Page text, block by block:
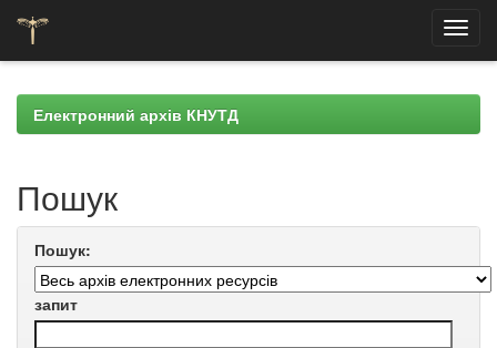
navigationЕлектронний архів КНУТД
Пошук
Пошук:
запит